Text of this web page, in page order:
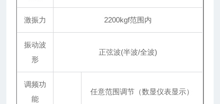
激振力 2200kgf范围内
振动波
形
正弦波(半波/全波)
调频功
能
任意范围调节（数显仪表显示）